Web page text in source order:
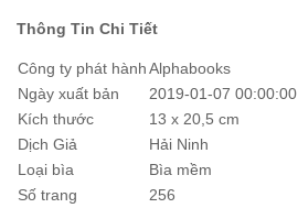
Thông Tin Chi Tiết
Công ty phát hànhAlphabooks
Ngày xuất bản
2019-01-07 00:00:00
Kích thước
13 x 20,5 cm
Dịch Giả
Hải Ninh
Loại bìa
Bìa mềm
Số trang
256